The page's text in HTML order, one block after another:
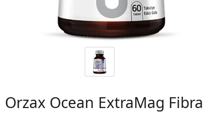
Orzax Ocean ExtraMag Fibra